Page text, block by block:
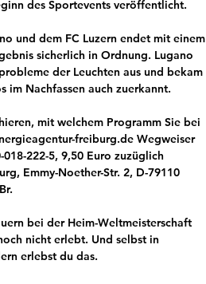
des Sportevents veröffentlicht.
und dem FC Luzern endet mit einem
sicherlich in Ordnung. Lugano
der Leuchten aus und bekam
im Nachfassen auch zuerkannt.
mit welchem Programm Sie bei
freiburg.de Wegweiser
222-5, 9,50 Euro zuzüglich
Emmy-Noether-Str. 2, D-79110
bei der Heim-Weltmeisterschaft
nicht erlebt. Und selbst in
erlebst du das.